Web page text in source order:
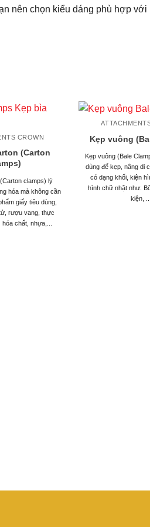
nên chọn kiểu dáng phù hợp với
CROWN
(Carton
clamps) lý
hóa mà không cần
giấy tiêu dùng,
rượu vang, thực
chất, nhựa,...
Kẹp vuông
Kẹp vuông (Bale
dùng để kẹp, nâng di
có dạng khối, kiện
hình chữ nhật như:
kiện, ...